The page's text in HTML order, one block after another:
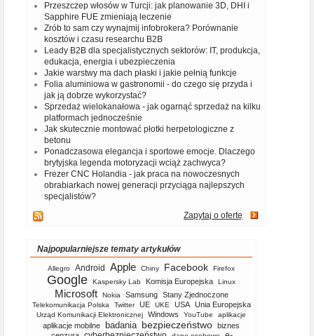
Przeszczep włosów w Turcji: jak planowanie 3D, DHI i
Sapphire FUE zmieniają leczenie
Zrób to sam czy wynajmij infobrokera? Porównanie
kosztów i czasu researchu B2B
Leady B2B dla specjalistycznych sektorów: IT, produkcja,
edukacja, energia i ubezpieczenia
Jakie warstwy ma dach płaski i jakie pełnią funkcje
Folia aluminiowa w gastronomii - do czego się przyda i
jak ją dobrze wykorzystać?
Sprzedaż wielokanałowa - jak ogarnąć sprzedaż na kilku
platformach jednocześnie
Jak skutecznie montować płotki herpetologiczne z
betonu
Ponadczasowa elegancja i sportowe emocje. Dlaczego
brytyjska legenda motoryzacji wciąż zachwyca?
Frezer CNC Holandia - jak praca na nowoczesnych
obrabiarkach nowej generacji przyciąga najlepszych
specjalistów?
Zapytaj o ofertę
Najpopularniejsze tematy artykułów
Allegro Android Apple Chiny Facebook Firefox
Google Kaspersky Lab Komisja Europejska Linux
Microsoft Nokia Samsung Stany Zjednoczone
Telekomunikacja Polska Twitter UE UKE USA Unia Europejska
Urząd Komunikacji Elektronicznej Windows YouTube aplikacje
aplikacje mobilne badania bezpieczeństwo biznes